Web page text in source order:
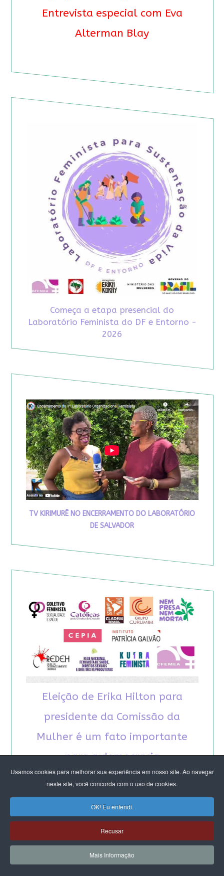
Usamos cookies para melhorar sua experiência em nosso site. Ao navegar
neste site, você concorda com o uso de cookies.
OK! Eu entendi.
Recusar
Mais Informação
Entrevista especial com Eva
Alterman Blay
Começa a etapa presencial do
Laboratório Feminista do DF e Entorno -
2026
TV KIRIMURÊ NO ENCERRAMENTO DO LABORATÓRIO
DE SALVADOR
Eleição de Erika Hilton para
presidente da Comissão da
Mulher é um fato importante
para a democracia
RECOMENDAMOS A LEITURA